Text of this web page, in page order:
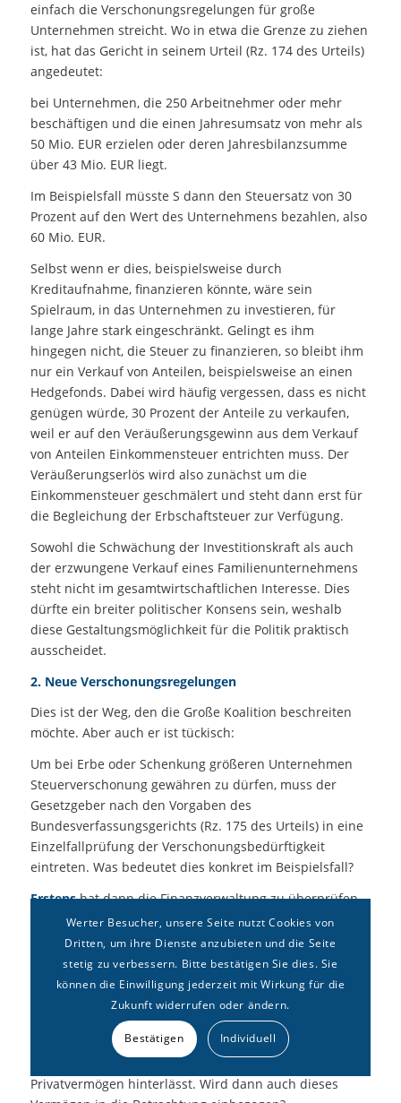
einfach die Verschonungsregelungen für große
Unternehmen streicht. Wo in etwa die Grenze zu ziehen
ist, hat das Gericht in seinem Urteil (Rz. 174 des Urteils)
angedeutet:
bei Unternehmen, die 250 Arbeitnehmer oder mehr
beschäftigen und die einen Jahresumsatz von mehr als
50 Mio. EUR erzielen oder deren Jahresbilanzsumme
über 43 Mio. EUR liegt.
Im Beispielsfall müsste S dann den Steuersatz von 30
Prozent auf den Wert des Unternehmens bezahlen, also
60 Mio. EUR.
Selbst wenn er dies, beispielsweise durch
Kreditaufnahme, finanzieren könnte, wäre sein
Spielraum, in das Unternehmen zu investieren, für
lange Jahre stark eingeschränkt. Gelingt es ihm
hingegen nicht, die Steuer zu finanzieren, so bleibt ihm
nur ein Verkauf von Anteilen, beispielsweise an einen
Hedgefonds. Dabei wird häufig vergessen, dass es nicht
genügen würde, 30 Prozent der Anteile zu verkaufen,
weil er auf den Veräußerungsgewinn aus dem Verkauf
von Anteilen Einkommensteuer entrichten muss. Der
Veräußerungserlös wird also zunächst um die
Einkommensteuer geschmälert und steht dann erst für
die Begleichung der Erbschaftsteuer zur Verfügung.
Sowohl die Schwächung der Investitionskraft als auch
der erzwungene Verkauf eines Familienunternehmens
steht nicht im gesamtwirtschaftlichen Interesse. Dies
dürfte ein breiter politischer Konsens sein, weshalb
diese Gestaltungsmöglichkeit für die Politik praktisch
ausscheidet.
2. Neue Verschonungsregelungen
Dies ist der Weg, den die Große Koalition beschreiten
möchte. Aber auch er ist tückisch:
Um bei Erbe oder Schenkung größeren Unternehmen
Steuerverschonung gewähren zu dürfen, muss der
Gesetzgeber nach den Vorgaben des
Bundesverfassungsgerichts (Rz. 175 des Urteils) in eine
Einzelfallprüfung der Verschonungsbedürftigkeit
eintreten. Was bedeutet dies konkret im Beispielsfall?
Erstenshat dann die Finanzverwaltung zu überprüfen,
ob der Erwerber, also S, bei Erbschaft oder Schenkung
noch weiteres Vermögen, beispielsweise Geld oder
Immobilien erwirbt, aus dem er die Steuer aufbringen
könnte. Im Erbfall lässt sich dies noch relativ leicht
überprüfen, weil dieses Vermögen ohnehin erfasst und
bewertet werden muss. Aber selbst dann lauern weitere
Komplikationen: Was ist, wenn der Erwerber, hier S, eine
Privatvermögen hinterlässt. Wird dann auch dieses
Werter Besucher, unsere Seite nutzt Cookies von
Dritten, um ihre Dienste anzubieten und die Seite
stetig zu verbessern. Bitte bestätigen Sie dies. Sie
können die Einwilligung jederzeit mit Wirkung für die
Zukunft widerrufen oder ändern.
Bestätigen Individuell